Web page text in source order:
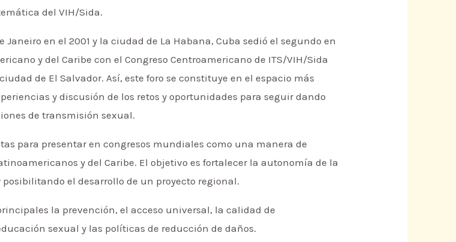
del VIH/Sida.
en el 2001 y la ciudad de La Habana, Cuba sedió el segundo en
y del Caribe con el Congreso Centroamericano de ITS/VIH/Sida
de El Salvador. Así, este foro se constituye en el espacio más
y discusión de los retos y oportunidades para seguir dando
de transmisión sexual.
para presentar en congresos mundiales como una manera de
y del Caribe. El objetivo es fortalecer la autonomía de la
el desarrollo de un proyecto regional.
la prevención, el acceso universal, la calidad de
sexual y las políticas de reducción de daños.